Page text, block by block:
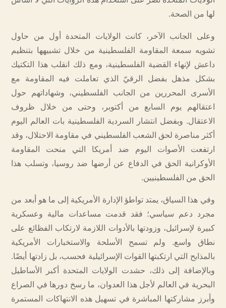
لها من الصحة.
وعلى الجانب الآخر، كانت الولايات المتحدة أول من حاول
تشويه سمعة المقاومة الفلسطينية من خلال تشبيهها بتنظيم
داعش لإنهاء القضية الفلسطينية، ومع ذلك انقلب هذا التكتيك
بشكل مذهل بفضل الرقيّ الذي تعاملت فيه المقاومة مع
الأسرى المحررين من الجانب الفلسطيني، وشهاداتهم حول
اعتقالهم يوم السابع من أكتوبر، وحتى من خلال ظروف
الاعتقال. وبفضل انتشار السردية الفلسطينية بات العالم اليوم
أكثر مناصرة لحق الشعب الفلسطيني في مقاومة الاحتلال، وقد
ارتفعت الأصوات اليوم ضد أمريكا التي منحت المقاومة
الأوكرانية الحق في الدفاع عن أرضها ضد روسيا، وتسلب هذا
الحق من الفلسطينيين.
وفي هذا السياق، يمتد تواطؤ الإدارة الأمريكية إلى ما هو أبعد من
مجرد دعم سياسي؛ فقد قدمت مساعدات مالية وعسكرية
كبيرة لإسرائيل، وزودتها بالأدوات اللازمة لارتكاب الفظائع على
نطاق واسع. ولم تسمح الأسلحة والاستخبارات الأمريكية
بالمذابح التي ارتكبتها القوات الإسرائيلية فحسب، بل زادتها أيضًا.
وبالإضافة إلى ذلك، حشدت الولايات المتحدة أكبر الأساطيل
البحرية في العالم لأجل هذا العدوان، ما رسخ دورها في الصراع
وأبرز مشاركتها المباشرة في تسهيل هذه الانتهاكات المستمرة